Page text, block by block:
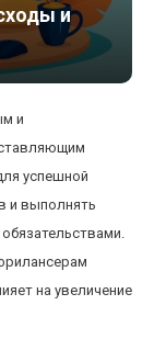
и
и
успешной
и выполнять
на увеличение